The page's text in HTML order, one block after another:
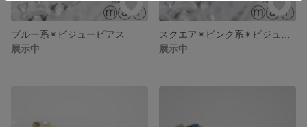
ブルー系✴︎ビジューピアス
展示中
展示中